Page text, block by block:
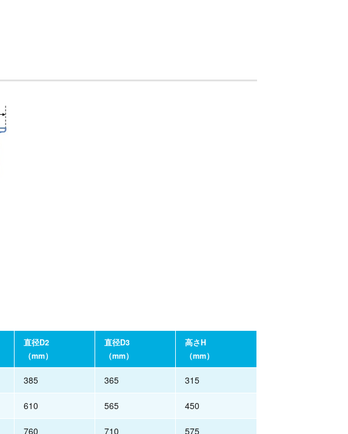
直径D2
（mm）
直径D3
（mm）
高さH
（mm）
385 365 315
610 565 450
760 710 575